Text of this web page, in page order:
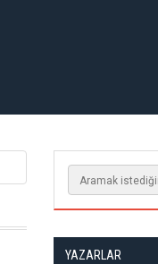
YAZARLAR